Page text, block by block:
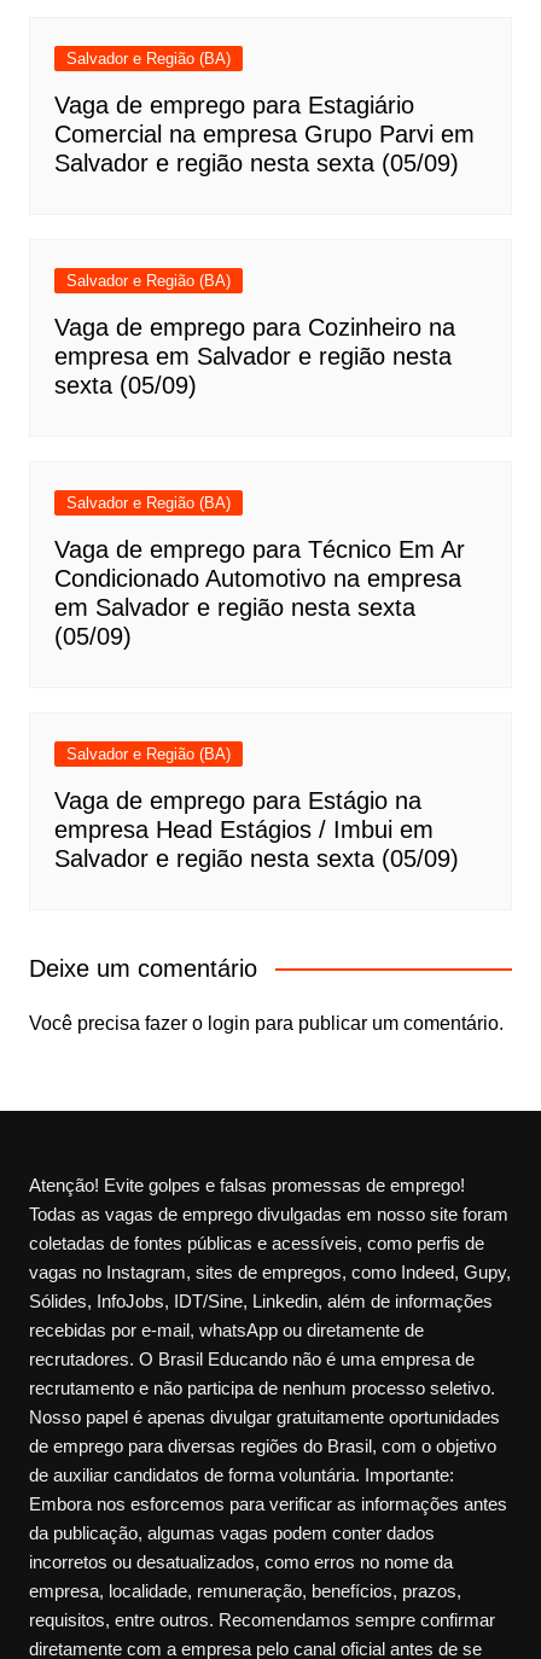
Salvador e Região (BA)
Vaga de emprego para Estagiário
Comercial na empresa Grupo Parvi em
Salvador e região nesta sexta (05/09)
Salvador e Região (BA)
Vaga de emprego para Cozinheiro na
empresa em Salvador e região nesta
sexta (05/09)
Salvador e Região (BA)
Vaga de emprego para Técnico Em Ar
Condicionado Automotivo na empresa
em Salvador e região nesta sexta
(05/09)
Salvador e Região (BA)
Vaga de emprego para Estágio na
empresa Head Estágios / Imbui em
Salvador e região nesta sexta (05/09)
Deixe um comentário
Você precisa fazer o login para publicar um comentário.
Atenção! Evite golpes e falsas promessas de emprego!
Todas as vagas de emprego divulgadas em nosso site foram
coletadas de fontes públicas e acessíveis, como perfis de
vagas no Instagram, sites de empregos, como Indeed, Gupy,
Sólides, InfoJobs, IDT/Sine, Linkedin, além de informações
recebidas por e-mail, whatsApp ou diretamente de
recrutadores. O Brasil Educando não é uma empresa de
recrutamento e não participa de nenhum processo seletivo.
Nosso papel é apenas divulgar gratuitamente oportunidades
de emprego para diversas regiões do Brasil, com o objetivo
de auxiliar candidatos de forma voluntária. Importante:
Embora nos esforcemos para verificar as informações antes
da publicação, algumas vagas podem conter dados
incorretos ou desatualizados, como erros no nome da
empresa, localidade, remuneração, benefícios, prazos,
requisitos, entre outros. Recomendamos sempre confirmar
diretamente com a empresa pelo canal oficial antes de se